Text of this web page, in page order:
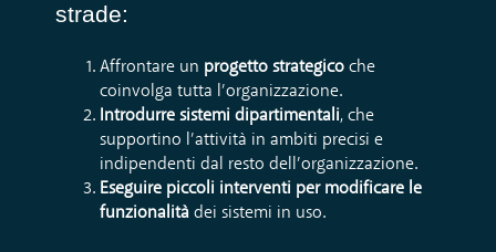
strade:
Affrontare un progetto strategicoche
coinvolga tutta l’organizzazione.
Introdurre sistemi dipartimentali, che
supportino l’attività in ambiti precisi e
indipendenti dal resto dell’organizzazione.
Eseguire piccoli interventi per modificare le
funzionalitàdei sistemi in uso.